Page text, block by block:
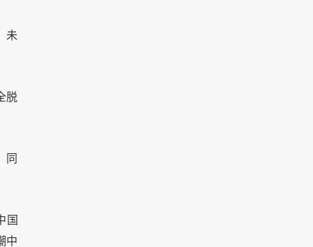
未
脱
同
国
中